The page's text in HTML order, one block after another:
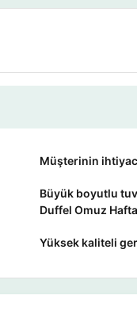
Müşterinin
Büyük boyutlu
Duffel Omuz
Yüksek kaliteli